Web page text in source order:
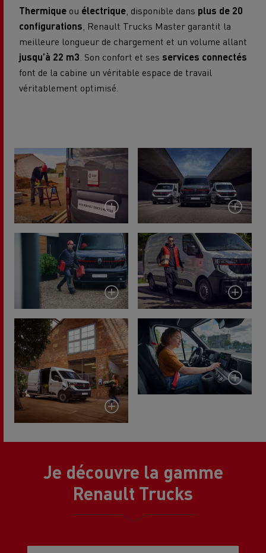
Thermique ou électrique , disponible dans plus de 20
configurations , Renault Trucks Master garantit la
meilleure longueur de chargement et un volume allant
jusqu’à 22 m3 . Son confort et ses services connectés
font de la cabine un véritable espace de travail
véritablement optimisé.
Je découvre la gamme
Renault Trucks